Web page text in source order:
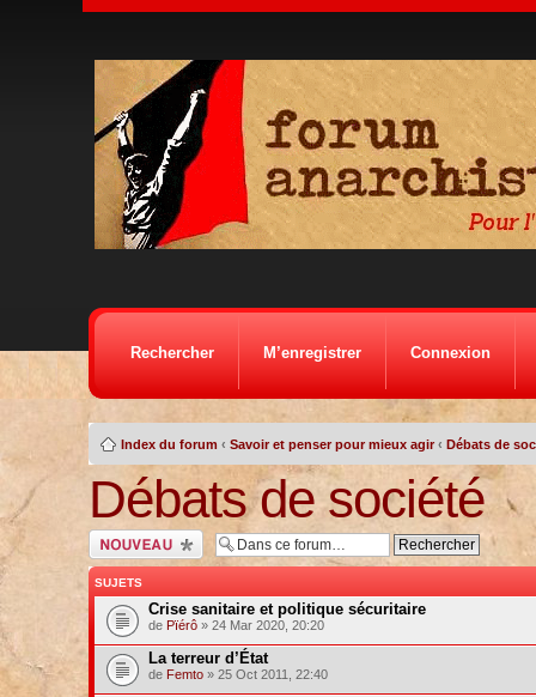
Rechercher M’enregistrer Connexion
Index du forum ‹ Savoir et penser pour mieux agir ‹ Débats de
Débats de société
Ecrire un nouveau
sujet
SUJETS
Crise sanitaire et politique sécuritaire
de Pïérô» 24 Mar 2020, 20:20
La terreur d’État
de Femto» 25 Oct 2011, 22:40